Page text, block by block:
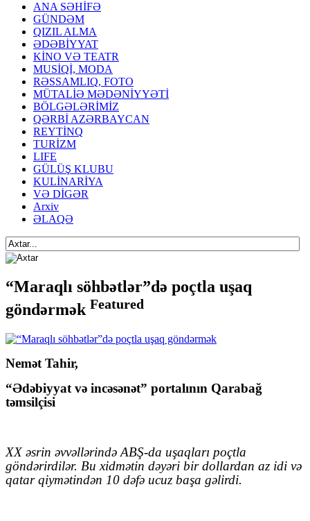
ANA SƏHİFƏ
GÜNDƏM
QIZIL ALMA
ƏDƏBİYYAT
KİNO VƏ TEATR
MUSİQİ, MODA
RƏSSAMLIQ, FOTO
MÜTALİƏ MƏDƏNİYYƏTİ
BÖLGƏLƏRİMİZ
QƏRBİ AZƏRBAYCAN
REYTİNQ
TURİZM
LIFE
GÜLÜŞ KLUBU
KULİNARİYA
VƏ DİGƏR
Arxiv
ƏLAQƏ
“Maraqlı söhbətlər”də poçtla uşaq
göndərmək Featured
Nemət Tahir,
“Ədəbiyyat və incəsənət” portalının Qarabağ
təmsilçisi
XX əsrin əvvəllərində ABŞ-da uşaqları poçtla
göndərirdilər. Bu xidmətin dəyəri bir dollardan az idi və
qatar qiymətindən 10 dəfə ucuz başa gəlirdi.